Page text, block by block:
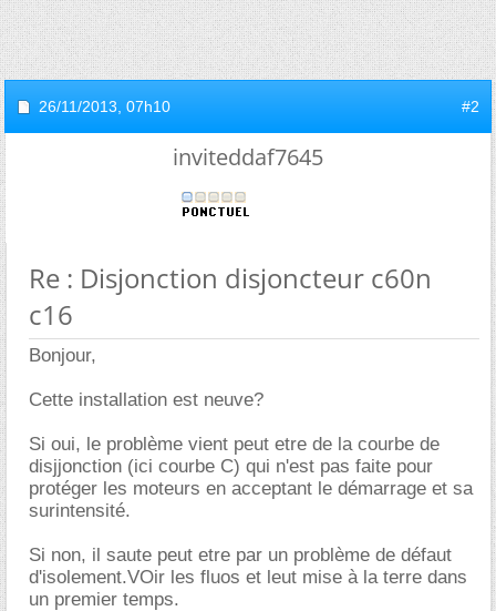
26/11/2013, 07h10 #2
inviteddaf7645
Re : Disjonction disjoncteur c60n
c16
Bonjour,
Cette installation est neuve?
Si oui, le problème vient peut etre de la courbe de
disjjonction (ici courbe C) qui n'est pas faite pour
protéger les moteurs en acceptant le démarrage et sa
surintensité.
Si non, il saute peut etre par un problème de défaut
d'isolement.VOir les fluos et leut mise à la terre dans
un premier temps.